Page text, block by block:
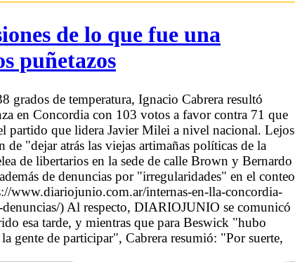
de lo que fue una
puñetazos
grados de temperatura, Ignacio Cabrera resultó
en Concordia con 103 votos a favor contra 71 que
partido que lidera Javier Milei a nivel nacional. Lejos
"dejar atrás las viejas artimañas políticas de la
de libertarios en la sede de calle Brown y Bernardo
de denuncias por "irregularidades" en el conteo
www.diariojunio.com.ar/internas-en-lla-concordia-
) Al respecto, DIARIOJUNIO se comunicó
esa tarde, y mientras que para Beswick "hubo
gente de participar", Cabrera resumió: "Por suerte,